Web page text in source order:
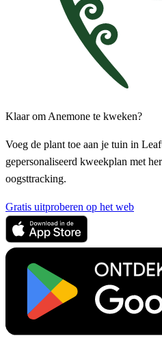
Klaar om Anemone te kweken?
Voeg de plant toe aan je tuin in
gepersonaliseerd kweekplan met
oogsttracking.
Gratis uitproberen op het web